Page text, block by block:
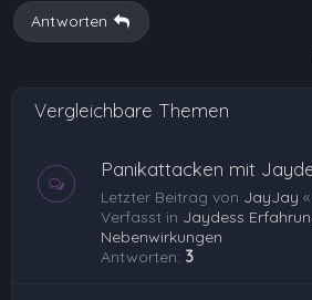
Antworten
Vergleichbare Themen
Panikattacken mit
Letzter Beitrag von JayJay «
Verfasst in Jaydess
Nebenwirkungen
Antworten: 3